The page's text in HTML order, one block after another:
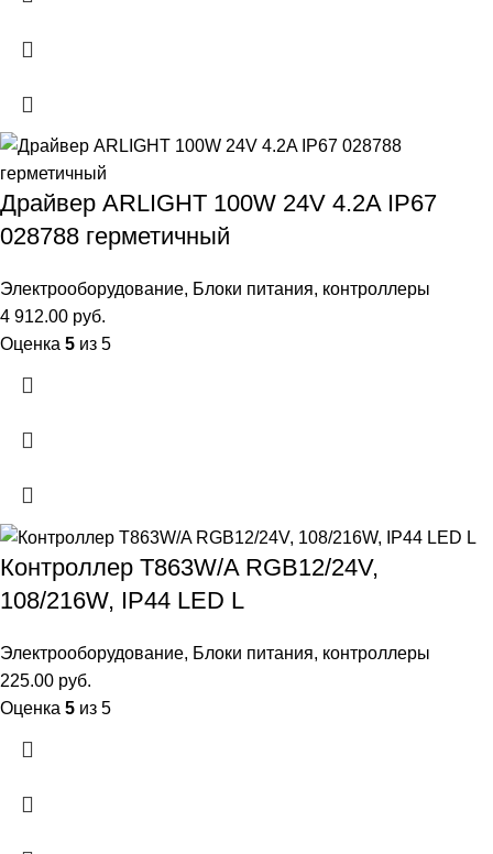
Драйвер ARLIGHT 100W 24V 4.2A IP67
028788 герметичный
Электрооборудование, Блоки питания, контроллеры
4 912.00 руб.
Оценка 5 из 5
Контроллер T863W/A RGB12/24V,
108/216W, IP44 LED L
Электрооборудование, Блоки питания, контроллеры
225.00 руб.
Оценка 5 из 5